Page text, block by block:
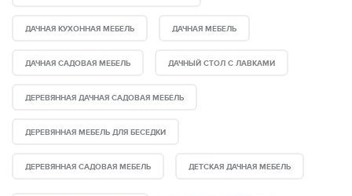
ДАЧНАЯ КУХОННАЯ МЕБЕЛЬ ДАЧНАЯ МЕБЕЛЬ
ДАЧНАЯ САДОВАЯ МЕБЕЛЬ ДАЧНЫЙ СТОЛ С ЛАВКАМИ
ДЕРЕВЯННАЯ ДАЧНАЯ САДОВАЯ МЕБЕЛЬ
ДЕРЕВЯННАЯ МЕБЕЛЬ ДЛЯ БЕСЕДКИ
ДЕРЕВЯННАЯ САДОВАЯ МЕБЕЛЬ ДЕТСКАЯ ДАЧНАЯ МЕБЕЛЬ